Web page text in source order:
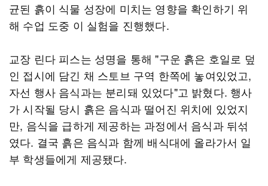
균된 흙이 식물 성장에 미치는 영향을 확인하기 위
해 수업 도중 이 실험을 진행했다.
교장 린다 피스는 성명을 통해 "구운 흙은 호일로 덮
인 접시에 담긴 채 스토브 구역 한쪽에 놓여있었고,
자선 행사 음식과는 분리돼 있었다"고 밝혔다. 행사
가 시작될 당시 흙은 음식과 떨어진 위치에 있었지
만, 음식을 급하게 제공하는 과정에서 음식과 뒤섞
였다. 결국 흙은 음식과 함께 배식대에 올라가서 일
부 학생들에게 제공됐다.